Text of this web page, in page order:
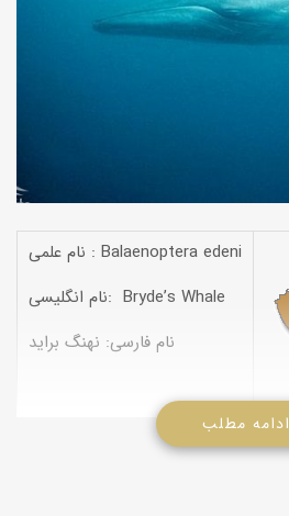
نام علمی : Balaenoptera edeni
نام انگلیسی: Bryde’s Whale
نام فارسی: نهنگ براید
ادامه مطلب